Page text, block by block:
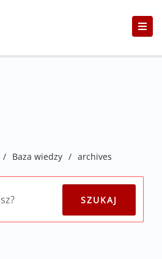
/ Baza wiedzy / archives